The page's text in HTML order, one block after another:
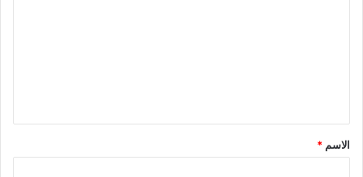
*
الاسم *